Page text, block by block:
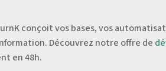
conçoit vos bases, vos
Découvrez notre offre de
en 48h.